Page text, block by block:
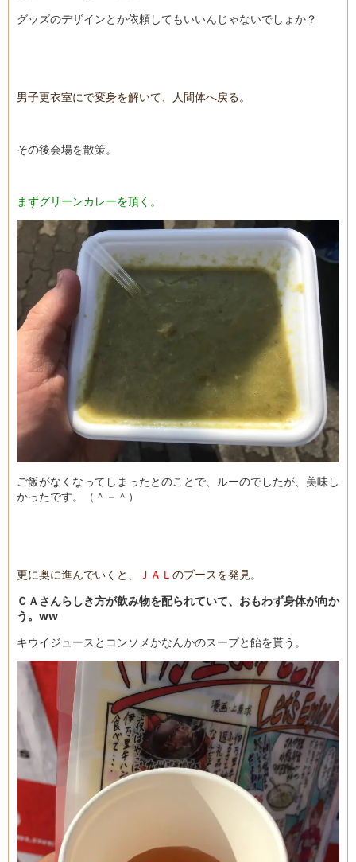
グッズのデザインとか依頼してもいいんじゃないでしょか？
男子更衣室にで変身を解いて、人間体へ戻る。
その後会場を散策。
まずグリーンカレーを頂く。
ご飯がなくなってしまったとのことで、ルーのでしたが、美味し
かったです。（＾－＾）
更に奥に進んでいくと、 ＪＡＬ のブースを発見。
ＣＡさんらしき方が飲み物を配られていて、おもわず身体が向か
う。ww
キウイジュースとコンソメかなんかのスープと飴を貰う。